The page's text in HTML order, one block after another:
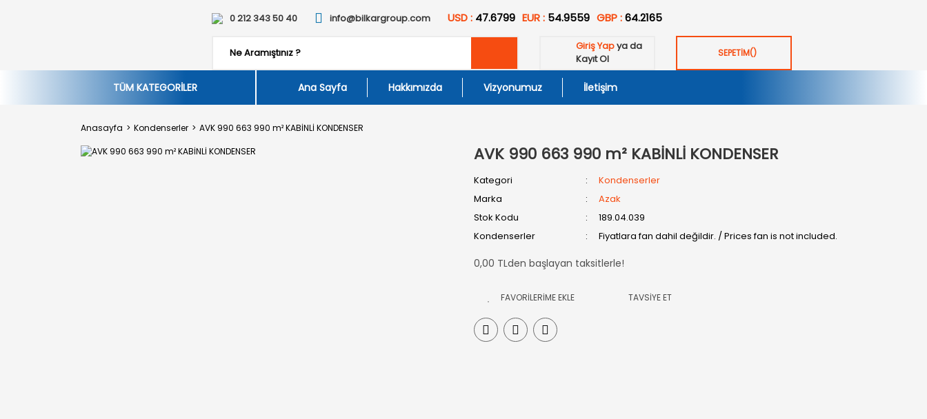
0 212 343 50 40 info@bilkargroup.com USD : 47.6799 EUR : 54.9559 GBP :64.2165
Giriş Yapya da
Kayıt Ol
SEPETİM()
TÜM KATEGORİLER Ana Sayfa Hakkımızda Vizyonumuz İletişim
Anasayfa Kondenserler AVK 990 663 990 m² KABİNLİ KONDENSER
AVK 990 663 990 m² KABİNLİ KONDENSER
Kategori
Kondenserler
Marka
Azak
Stok Kodu
189.04.039
Kondenserler
Fiyatlara fan dahil değildir. / Prices fan is not included.
0,00 TLden başlayan taksitlerle!
TAVSİYE ET